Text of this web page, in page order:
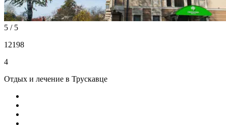
5 / 5
12198
4
Отдых и лечение в Трускавце